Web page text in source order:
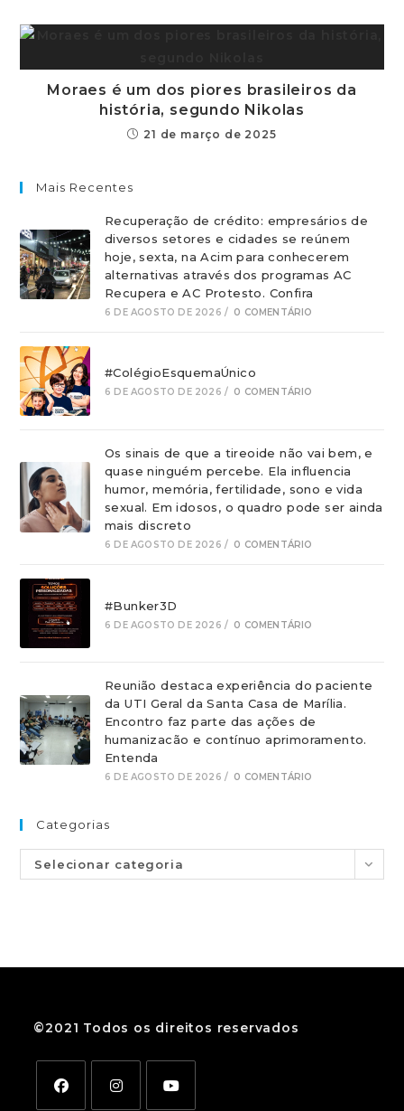
Moraes é um dos piores brasileiros da
história, segundo Nikolas
21 de março de 2025
Mais Recentes
Recuperação de crédito: empresários de
diversos setores e cidades se reúnem
hoje, sexta, na Acim para conhecerem
alternativas através dos programas AC
Recupera e AC Protesto. Confira
6 DE AGOSTO DE 2026 / 0 COMENTÁRIO
#ColégioEsquemaÚnico
6 DE AGOSTO DE 2026 / 0 COMENTÁRIO
Os sinais de que a tireoide não vai bem, e
quase ninguém percebe. Ela influencia
humor, memória, fertilidade, sono e vida
sexual. Em idosos, o quadro pode ser ainda
mais discreto
6 DE AGOSTO DE 2026 / 0 COMENTÁRIO
#Bunker3D
6 DE AGOSTO DE 2026 / 0 COMENTÁRIO
Reunião destaca experiência do paciente
da UTI Geral da Santa Casa de Marília.
Encontro faz parte das ações de
humanizacão e contínuo aprimoramento.
Entenda
6 DE AGOSTO DE 2026 / 0 COMENTÁRIO
Categorias
Selecionar categoria
©2021 Todos os direitos reservados